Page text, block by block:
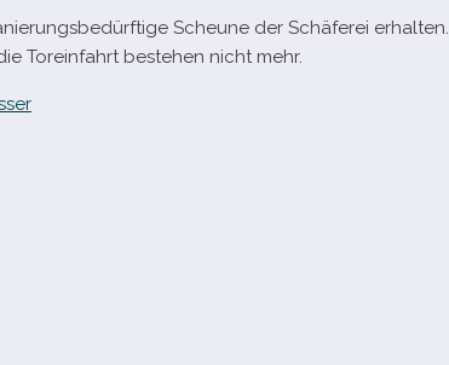
Scheune der Schäferei erhal­ten.
Toreinfahrt bestehen nicht mehr.